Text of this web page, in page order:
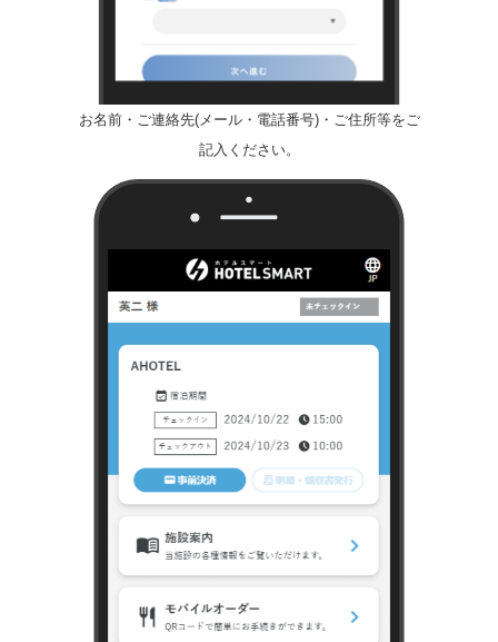
お名前・ご連絡先(メール・電話番号)・ご住所等をご
記入ください。